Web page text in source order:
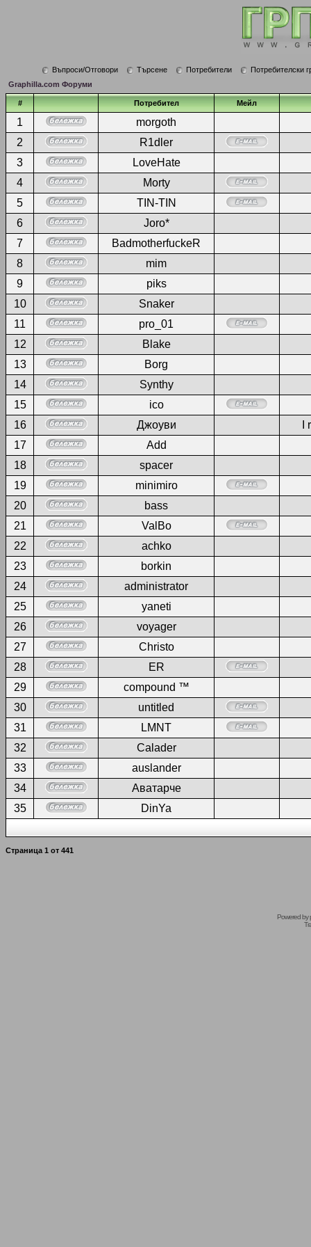
Въпроси/Отговори Търсене Потребители
Потребителски
Graphilla.com Форуми
# Потребител Мейл
1
morgoth
2
R1dler
3
LoveHate
4
Morty
5
TIN-TIN
6
Joro*
7
BadmotherfuckeR
8
mim
9
piks
10
Snaker
11
pro_01
12
Blake
13
Borg
14
Synthy
15
ico
16
Джоуви
17
Add
18
spacer
19
minimiro
20
bass
21
ValBo
22
achko
23
borkin
24
administrator
25
yaneti
26
voyager
27
Christo
28
ER
29
compound ™
30
untitled
31
LMNT
32
Calader
33
auslander
34
Аватарче
35
DinYa
Страница 1 от 441
Powered by